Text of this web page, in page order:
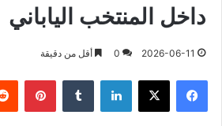
داخل المنتخب الياباني
2026-06-11
0 أقل من دقيقة
فيسبوك X لينكدإن